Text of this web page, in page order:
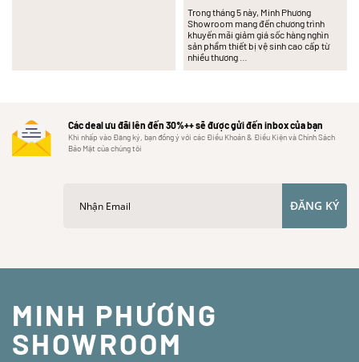
Trong tháng 5 này, Minh Phương
Showroom mang đến chương trình
khuyến mãi giảm giá sốc hàng nghìn
sản phẩm thiết bị vệ sinh cao cấp từ
nhiều thương …
Các deal ưu đãi lên đến 30%++ sẽ được gửi đến inbox của bạn
Khi nhấp vào Đăng ký, bạn đồng ý với các Điều Khoản & Điều Kiện và Chính Sách
Bảo Mật của chúng tôi
ĐĂNG KÝ
MINH PHƯƠNG
SHOWROOM